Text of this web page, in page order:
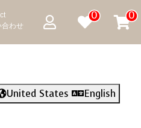
合わせ
0 0
United States English